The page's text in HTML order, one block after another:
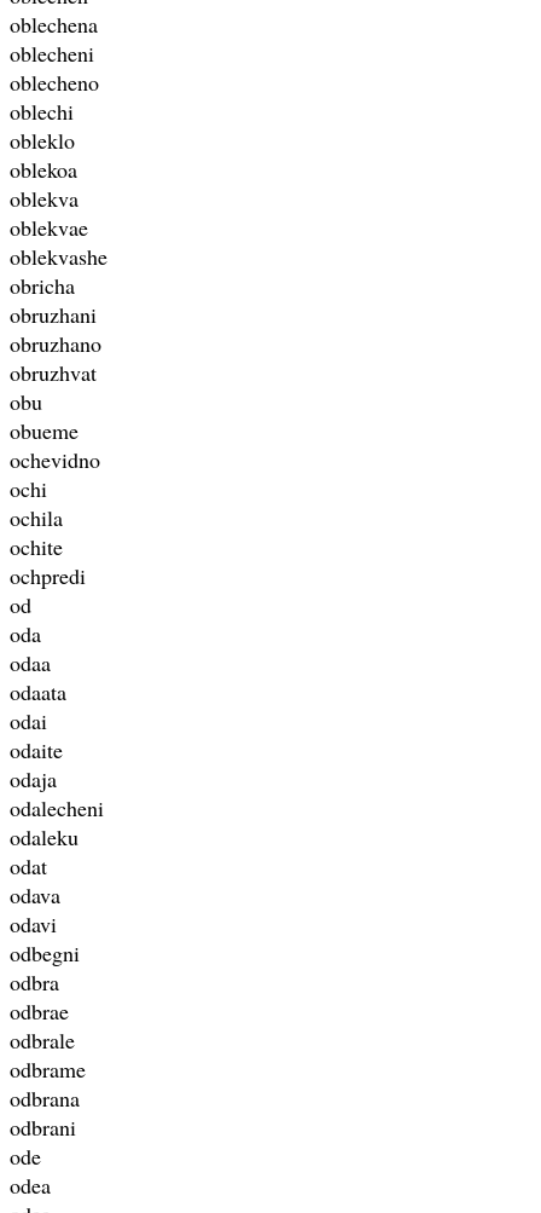
oblechena
oblecheni
oblecheno
oblechi
obleklo
oblekoa
oblekva
oblekvae
oblekvashe
obricha
obruzhani
obruzhano
obruzhvat
obu
obueme
ochevidno
ochi
ochila
ochite
ochpredi
od
oda
odaa
odaata
odai
odaite
odaja
odalecheni
odaleku
odat
odava
odavi
odbegni
odbra
odbrae
odbrale
odbrame
odbrana
odbrani
ode
odea